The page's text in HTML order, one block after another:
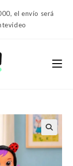
el envío será